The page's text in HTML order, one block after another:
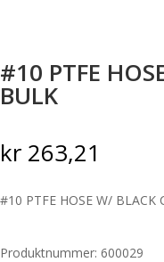
#10 PTFE
BULK
kr 263,21
#10 PTFE HOSE W/ BLACK
Produktnummer: 600029